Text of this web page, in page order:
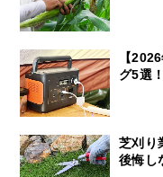
【
グ5選
芝刈り
後悔し